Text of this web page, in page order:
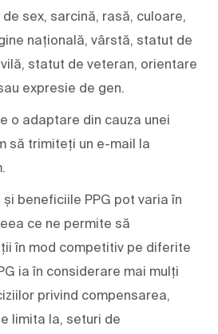
sex, sarcină, rasă, culoare,
națională, vârstă, statut de
statut de veteran, orientare
expresie de gen.
o adaptare din cauza unei
să trimiteți un e-mail la
beneficiile PPG pot varia în
ce ne permite să
în mod competitiv pe diferite
ia în considerare mai mulți
privind compensarea,
limita la, seturi de